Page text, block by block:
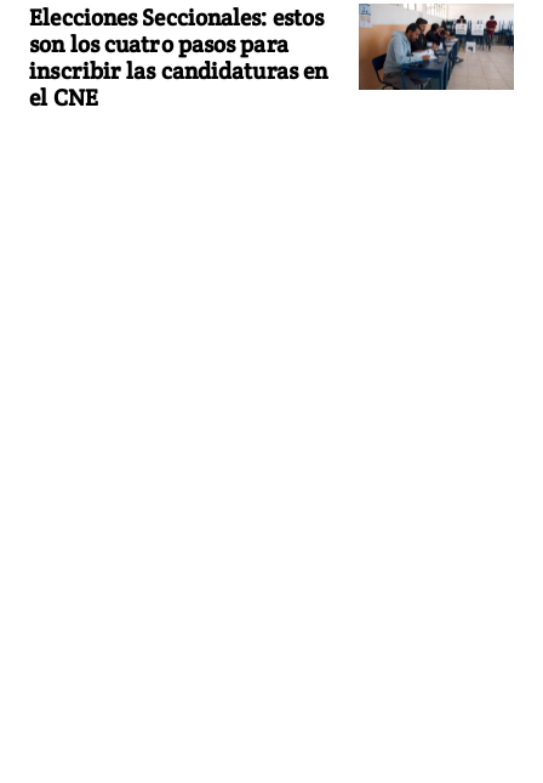
Elecciones Seccionales: estos
son los cuatro pasos para
inscribir las candidaturas en
el CNE